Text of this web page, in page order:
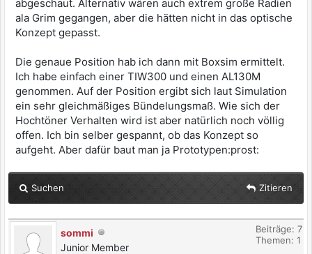
abgeschaut. Alternativ wären auch extrem große Radien
ala Grim gegangen, aber die hätten nicht in das optische
Konzept gepasst.
Die genaue Position hab ich dann mit Boxsim ermittelt.
Ich habe einfach einer TIW300 und einen AL130M
genommen. Auf der Position ergibt sich laut Simulation
ein sehr gleichmäßiges Bündelungsmaß. Wie sich der
Hochtöner Verhalten wird ist aber natürlich noch völlig
offen. Ich bin selber gespannt, ob das Konzept so
aufgeht. Aber dafür baut man ja Prototypen:prost:
Suchen Zitieren
sommi
Junior Member
Beiträge: 7
Themen: 1